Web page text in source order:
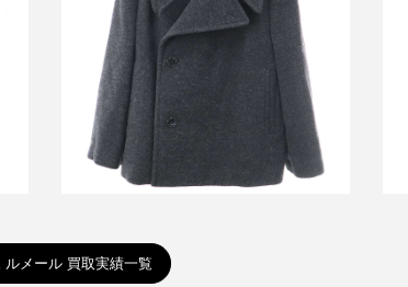
CO1033 LF1118
買取金額27,000円
詳しく見る
ルメール 買取実績一覧